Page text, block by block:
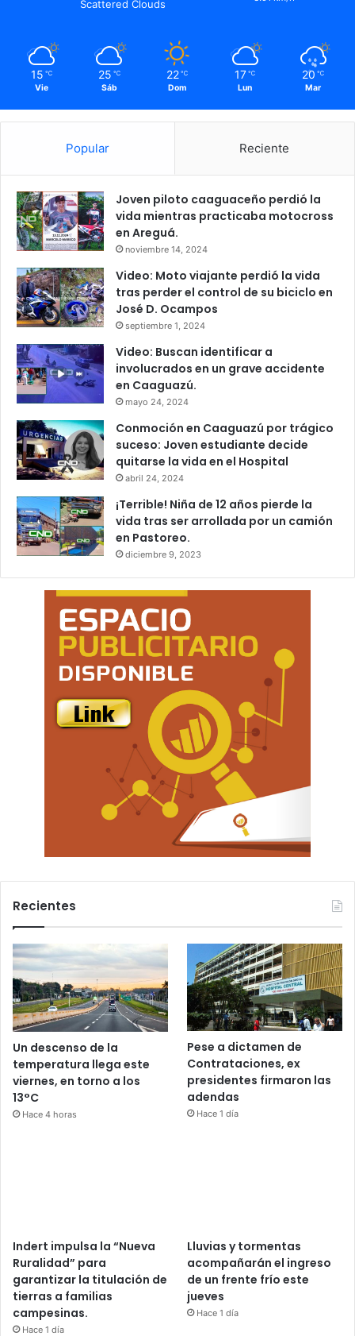
Scattered Clouds
15 ℃
Vie
25 ℃
Sáb
22 ℃
Dom
17 ℃
Lun
20 ℃
Mar
Popular Reciente
Joven piloto caaguaceño perdió la
vida mientras practicaba motocross
en Areguá.
noviembre 14, 2024
Video: Moto viajante perdió la vida
tras perder el control de su biciclo en
José D. Ocampos
septiembre 1, 2024
Video: Buscan identificar a
involucrados en un grave accidente
en Caaguazú.
mayo 24, 2024
Conmoción en Caaguazú por trágico
suceso: Joven estudiante decide
quitarse la vida en el Hospital
abril 24, 2024
¡Terrible! Niña de 12 años pierde la
vida tras ser arrollada por un camión
en Pastoreo.
diciembre 9, 2023
Recientes
Un descenso de la
temperatura llega este
viernes, en torno a los
13°C
Hace 4 horas
Pese a dictamen de
Contrataciones, ex
presidentes firmaron las
adendas
Hace 1 día
Indert impulsa la “Nueva
Ruralidad” para
garantizar la titulación de
tierras a familias
campesinas.
Hace 1 día
Lluvias y tormentas
acompañarán el ingreso
de un frente frío este
jueves
Hace 1 día